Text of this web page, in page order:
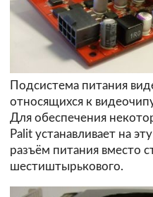
Подсистема питания
относящихся к
Для обеспечения
Palit устанавливает на
разъём питания вместо
шестиштырькового.